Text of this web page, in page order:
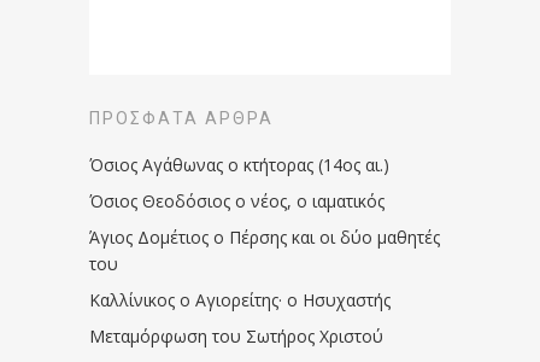
ΠΡΌΣΦΑΤΑ ΆΡΘΡΑ
Όσιος Αγάθωνας ο κτήτορας (14ος αι.)
Όσιος Θεοδόσιος ο νέος, ο ιαματικός
Άγιος Δομέτιος ο Πέρσης και οι δύο μαθητές
του
Καλλίνικος ο Αγιορείτης · ο Ησυχαστής
Μεταμόρφωση του Σωτήρος Χριστού